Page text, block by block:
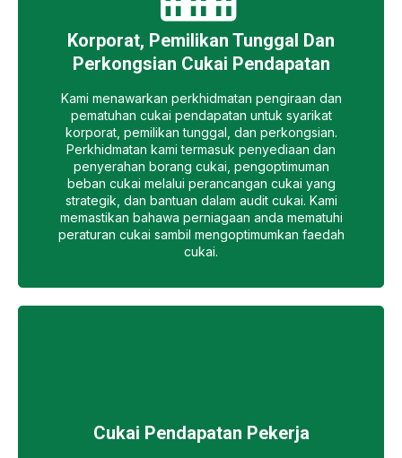
Korporat, Pemilikan Tunggal Dan
Perkongsian Cukai Pendapatan
Kami menawarkan perkhidmatan pengiraan dan
pematuhan cukai pendapatan untuk syarikat
korporat, pemilikan tunggal, dan perkongsian.
Perkhidmatan kami termasuk penyediaan dan
penyerahan borang cukai, pengoptimuman
beban cukai melalui perancangan cukai yang
strategik, dan bantuan dalam audit cukai. Kami
memastikan bahawa perniagaan anda mematuhi
peraturan cukai sambil mengoptimumkan faedah
cukai.
Cukai Pendapatan Pekerja